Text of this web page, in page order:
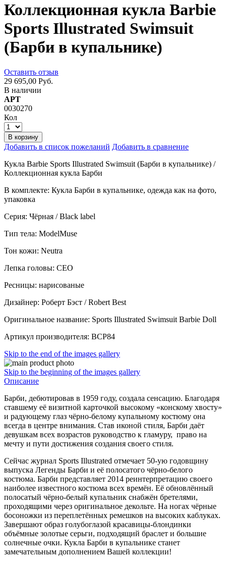
Коллекционная кукла Barbie
Sports Illustrated Swimsuit
(Барби в купальнике)
Оставить отзыв
29 695,00 Руб.
В наличии
АРТ
0030270
Кол
В корзину
Добавить в список пожеланий Добавить в сравнение
Кукла Barbie Sports Illustrated Swimsuit (Барби в купальнике) /
Коллекционная кукла Барби
В комплекте: Кукла Барби в купальнике, одежда как на фото,
упаковка
Серия: Чёрная / Black label
Тип тела: ModelMuse
Тон кожи: Neutra
Лепка головы: CEO
Ресницы: нарисованые
Дизайнер: Роберт Бэст / Robert Best
Оригинальное название: Sports Illustrated Swimsuit Barbie Doll
Артикул производителя: BCP84
Skip to the end of the images gallery
Skip to the beginning of the images gallery
Описание
Барби, дебютировав в 1959 году, создала сенсацию. Благодаря
ставшему её визитной карточкой высокому «конскому хвосту»
и радующему глаз чёрно-белому купальному костюму она
всегда в центре внимания. Став иконой стиля, Барби даёт
девушкам всех возрастов руководство к гламуру, право на
мечту и пути достижения создания своего стиля.
Сейчас журнал Sports Illustrated отмечает 50-ую годовщину
выпуска Легенды Барби и её полосатого чёрно-белого
костюма. Барби представляет 2014 реинтерпретацию своего
наиболее известного костюма всех времён. Её обновлённый
полосатый чёрно-белый купальник снабжён бретелями,
проходящими через оригинальное декольте. На ногах чёрные
босоножки из переплетённых ремешков на высоких каблуках.
Завершают образ голубоглазой красавицы-блондинки
объёмные золотые серьги, подходящий браслет и большие
солнечные очки. Кукла Барби в купальнике станет
замечательным дополнением Вашей коллекции!